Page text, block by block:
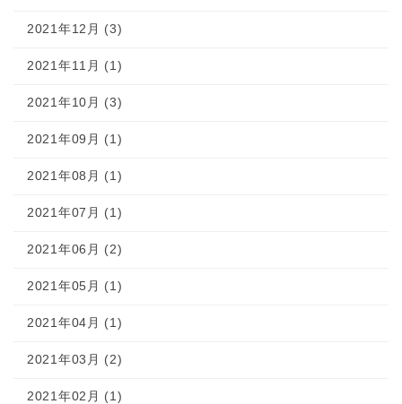
2021年12月 (3)
2021年11月 (1)
2021年10月 (3)
2021年09月 (1)
2021年08月 (1)
2021年07月 (1)
2021年06月 (2)
2021年05月 (1)
2021年04月 (1)
2021年03月 (2)
2021年02月 (1)